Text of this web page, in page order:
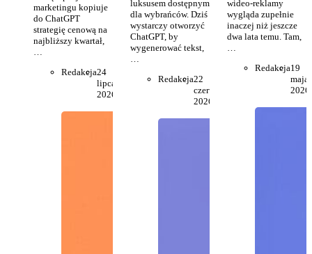
marketingu kopiuje
do ChatGPT
strategię cenową na
najbliższy kwartał,
…
Redakcja24
lipca
2026
luksusem dostępnym
dla wybrańców. Dziś
wystarczy otworzyć
ChatGPT, by
wygenerować tekst,
…
Redakcja22
czerwca
2026
wideo-reklamy
wygląda zupełnie
inaczej niż jeszcze
dwa lata temu. Tam,
…
Redakcja19
maja
2026